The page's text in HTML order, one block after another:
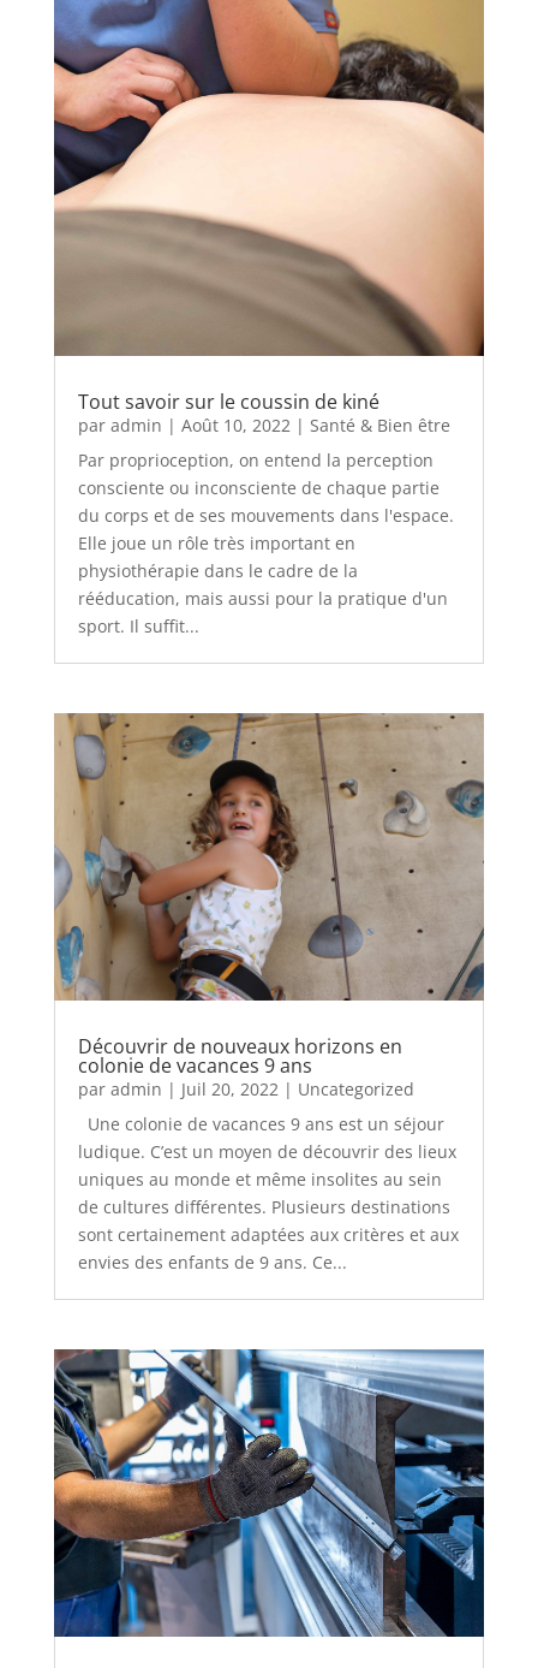
Tout savoir sur le coussin de kiné
par admin | Août 10, 2022| Santé & Bien être
Par proprioception, on entend la perception
consciente ou inconsciente de chaque partie
du corps et de ses mouvements dans l'espace.
Elle joue un rôle très important en
physiothérapie dans le cadre de la
rééducation, mais aussi pour la pratique d'un
sport. Il suffit...
Découvrir de nouveaux horizons en
colonie de vacances 9 ans
par admin | Juil 20, 2022| Uncategorized
Une colonie de vacances 9 ans est un séjour
ludique. C’est un moyen de découvrir des lieux
uniques au monde et même insolites au sein
de cultures différentes. Plusieurs destinations
sont certainement adaptées aux critères et aux
envies des enfants de 9 ans. Ce...